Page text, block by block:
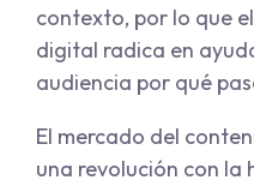
contexto, por lo que
digital radica en
audiencia por qué
El mercado del
una revolución con la